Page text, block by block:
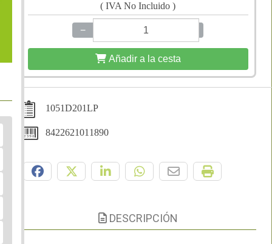
( IVA No Incluido )
−
Añadir a la cesta
1051D201LP
8422621011890
DESCRIPCIÓN